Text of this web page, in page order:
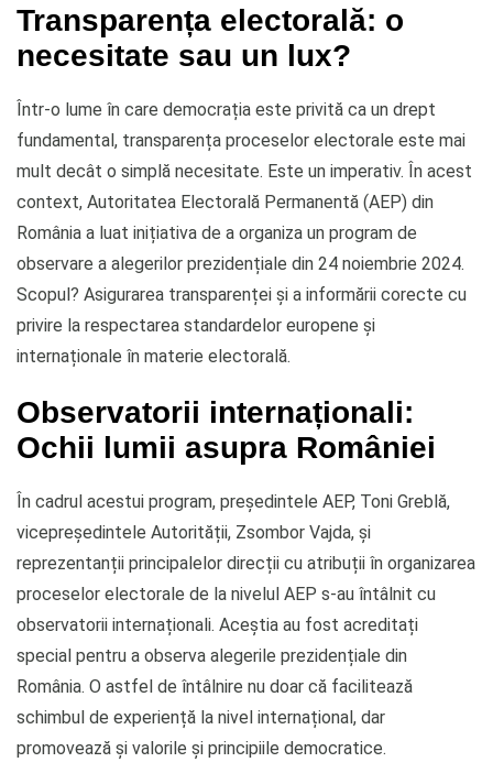
Transparența electorală: o
necesitate sau un lux?
Într-o lume în care democrația este privită ca un drept
fundamental, transparența proceselor electorale este mai
mult decât o simplă necesitate. Este un imperativ. În acest
context, Autoritatea Electorală Permanentă (AEP) din
România a luat inițiativa de a organiza un program de
observare a alegerilor prezidențiale din 24 noiembrie 2024.
Scopul? Asigurarea transparenței și a informării corecte cu
privire la respectarea standardelor europene și
internaționale în materie electorală.
Observatorii internaționali:
Ochii lumii asupra României
În cadrul acestui program, președintele AEP, Toni Greblă,
vicepreședintele Autorității, Zsombor Vajda, și
reprezentanții principalelor direcții cu atribuții în organizarea
proceselor electorale de la nivelul AEP s-au întâlnit cu
observatorii internaționali. Aceștia au fost acreditați
special pentru a observa alegerile prezidențiale din
România. O astfel de întâlnire nu doar că facilitează
schimbul de experiență la nivel internațional, dar
promovează și valorile și principiile democratice.